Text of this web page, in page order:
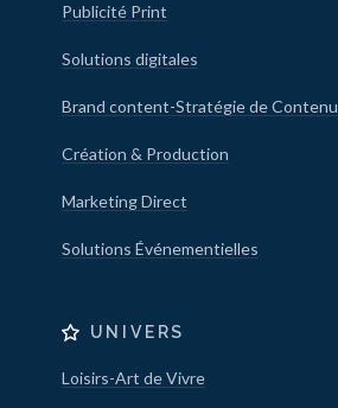
Publicité Print
Solutions digitales
Brand content-Stratégie de Contenu
Création & Production
Marketing Direct
Solutions Événementielles
UNIVERS
Loisirs-Art de Vivre